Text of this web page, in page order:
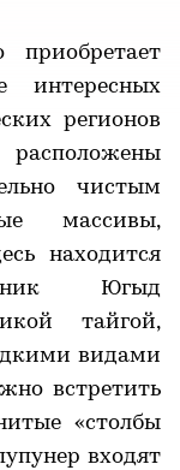
приобретает
интересных
регионов
расположены
чистым
массивы,
находится
Югыд
тайгой,
видами
встретить
«столбы
входят